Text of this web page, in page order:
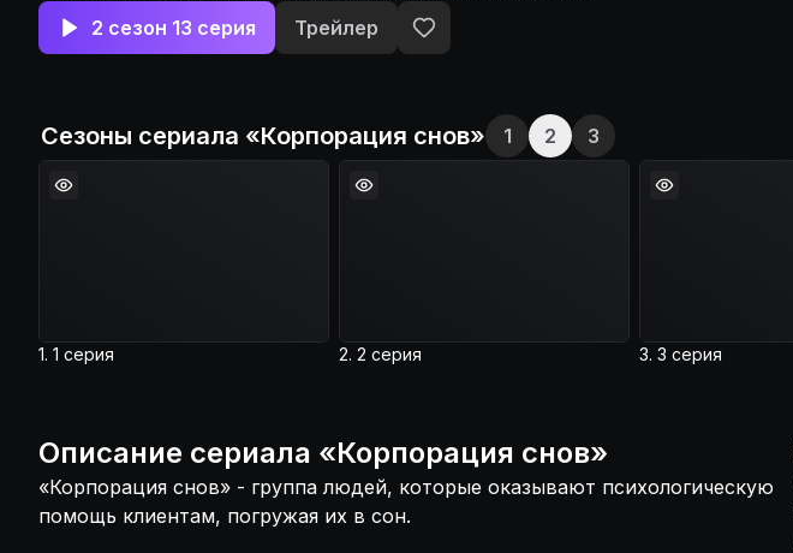
2 сезон 13 серия
Трейлер
Сезоны сериала «Корпорация снов» 1 2 3
1. 1 серия 2. 2 серия 3. 3 серия
Описание сериала «Корпорация снов»
«Корпорация снов» - группа людей, которые оказывают психологическую
помощь клиентам, погружая их в сон.